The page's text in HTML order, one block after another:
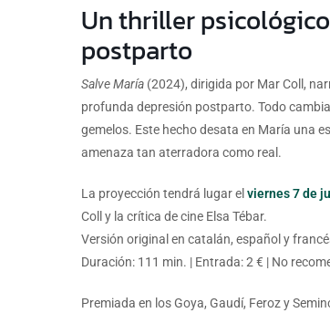
Un thriller
postparto
Salve María (2024), dirigida por Mar Coll,
profunda depresión postparto. Todo
gemelos. Este hecho desata en María una
amenaza tan aterradora como real.
La proyección tendrá lugar el viernes 7 de
Coll y la crítica de cine Elsa Tébar.
Versión original en catalán, español y
Duración: 111 min. | Entrada: 2 € | No
Premiada en los Goya, Gaudí, Feroz y